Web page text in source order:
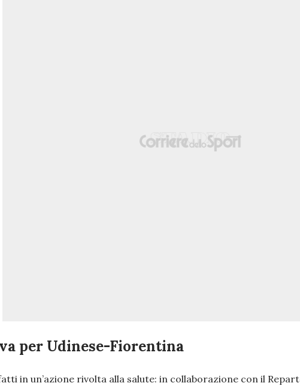
per Udinese-Fiorentina
in un’azione rivolta alla salute: in collaborazione con il